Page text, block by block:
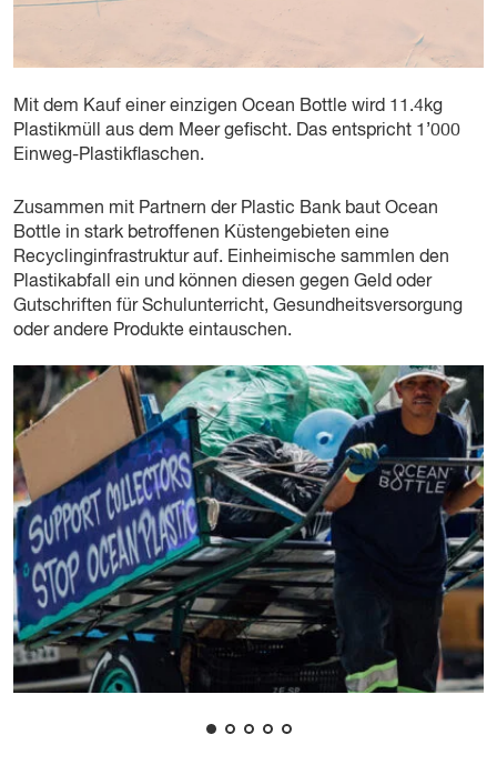
Mit dem Kauf einer einzigen Ocean Bottle wird 11.4kg
Plastikmüll aus dem Meer gefischt. Das entspricht 1’000
Einweg-Plastikflaschen.
Zusammen mit Partnern der Plastic Bank baut Ocean
Bottle in stark betroffenen Küstengebieten eine
Recyclinginfrastruktur auf. Einheimische sammlen den
Plastikabfall ein und können diesen gegen Geld oder
Gutschriften für Schulunterricht, Gesundheitsversorgung
oder andere Produkte eintauschen.